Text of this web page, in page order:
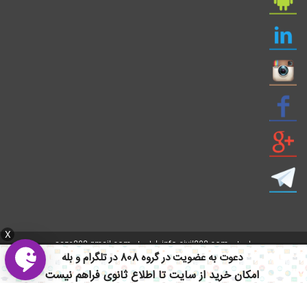
X
دعوت به عضویت در گروه 808 در تلگرام و بله
امکان خرید از سایت تا اطلاع ثانوی فراهم نیست
ایمیل: info civil808.com | ایمیل: saze808 gmail.com